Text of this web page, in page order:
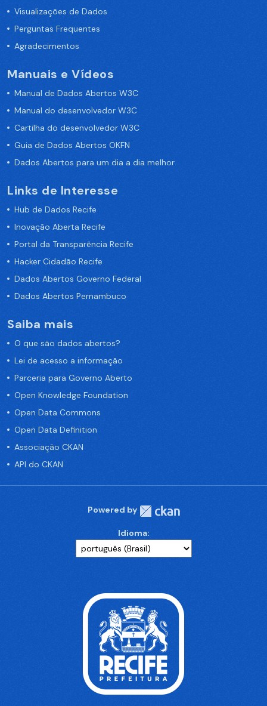
Visualizações de Dados
Perguntas Frequentes
Agradecimentos
Manuais e Vídeos
Manual de Dados Abertos W3C
Manual do desenvolvedor W3C
Cartilha do desenvolvedor W3C
Guia de Dados Abertos OKFN
Dados Abertos para um dia a dia melhor
Links de Interesse
Hub de Dados Recife
Inovação Aberta Recife
Portal da Transparência Recife
Hacker Cidadão Recife
Dados Abertos Governo Federal
Dados Abertos Pernambuco
Saiba mais
O que são dados abertos?
Lei de acesso a informação
Parceria para Governo Aberto
Open Knowledge Foundation
Open Data Commons
Open Data Definition
Associação CKAN
API do CKAN
Powered by
Idioma